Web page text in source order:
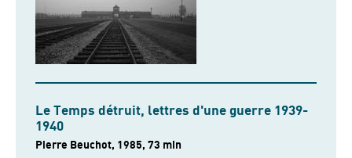
Le Temps détruit, lettres d'une guerre 1939-
1940
Pierre Beuchot, 1985, 73 min